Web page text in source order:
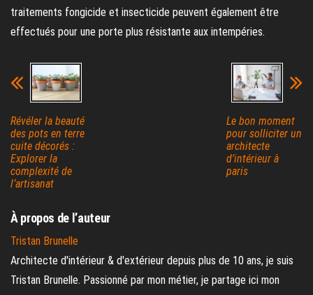
traitements fongicide et insecticide peuvent également être
effectués pour une porte plus résistante aux intempéries.
Révéler la beauté
des pots en terre
cuite décorés :
Explorer la
complexité de
l’artisanat
Le bon moment
pour solliciter un
architecte
d’intérieur à
paris
À propos de l’auteur
Tristan Brunelle
Architecte d'intérieur & d'extérieur depuis plus de 10 ans, je suis
Tristan Brunelle. Passionné par mon métier, je partage ici mon